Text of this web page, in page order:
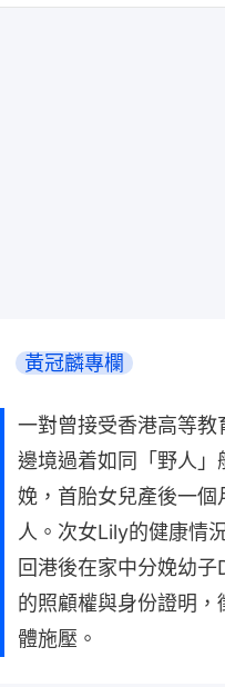
黃冠麟專欄
一對曾接受香港高等
邊境過着如同「野人
娩，首胎女兒產後一
人。次女Lily的健康情
回港後在家中分娩幼
的照顧權與身份證明
體施壓。